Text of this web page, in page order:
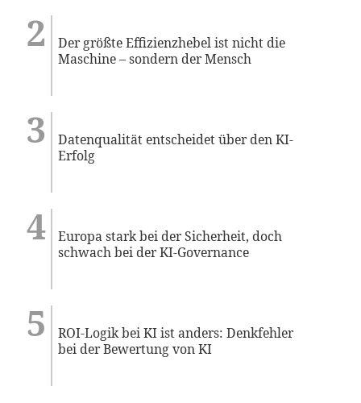
Der größte Effizienzhebel ist nicht die
Maschine – sondern der Mensch
Datenqualität entscheidet über den KI-
Erfolg
Europa stark bei der Sicherheit, doch
schwach bei der KI-Governance
ROI-Logik bei KI ist anders: Denkfehler
bei der Bewertung von KI